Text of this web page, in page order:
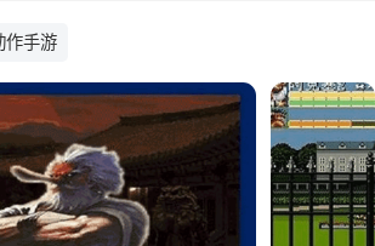
作手游